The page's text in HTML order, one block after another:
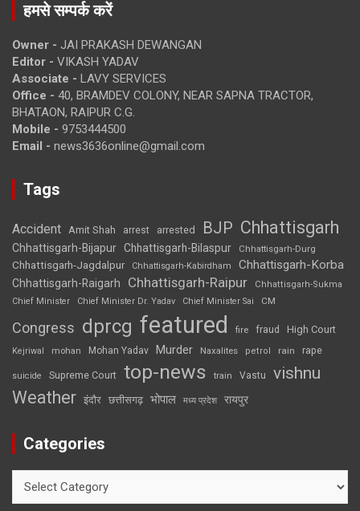
हमसे सम्पर्क करें
Owner - JAI PRAKASH DEWANGAN
Editor - VIKASH YADAV
Associate - LAVY SERVICES
Office - 40, BRAMDEV COLONY, NEAR SAPNA TRACTOR,
BHATAON, RAIPUR C.G.
Mobile - 9753444500
Email - news3636online@gmail.com
Tags
Accident Amit Shah arrest arrested BJP Chhattisgarh
Chhattisgarh-Bijapur Chhattisgarh-Bilaspur Chhattisgarh-Durg
Chhattisgarh-Jagdalpur Chhattisgarh-Kabirdham Chhattisgarh-Korba
Chhattisgarh-Raigarh Chhattisgarh-Raipur
Chhattisgarh-Sukma
Chief Minister
Chief Minister Dr. Yadav Chief Minister Sai CM
Congress dprcg featured fire fraud High Court
Kejriwal mohan Mohan Yadav Murder Naxalites petrol rain rape
suicide Supreme Court top-news train Vastu vishnu
Weather इंदौर छत्तीसगढ़ भोपाल मध्य प्रदेश रायपुर
Categories